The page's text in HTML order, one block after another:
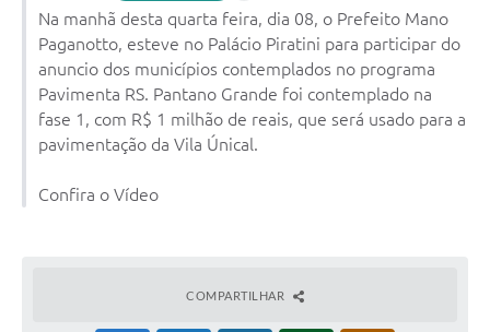
Arquivos para Download
Notícias
Turismo
Contas Públicas
Legislação
Na manhã desta quarta feira, dia 08, o Prefeito Mano
Paganotto, esteve no Palácio Piratini para participar do
anuncio dos municípios contemplados no programa
Pavimenta RS. Pantano Grande foi contemplado na
fase 1, com R$ 1 milhão de reais, que será usado para a
pavimentação da Vila Únical.
Confira o Vídeo
COMPARTILHAR